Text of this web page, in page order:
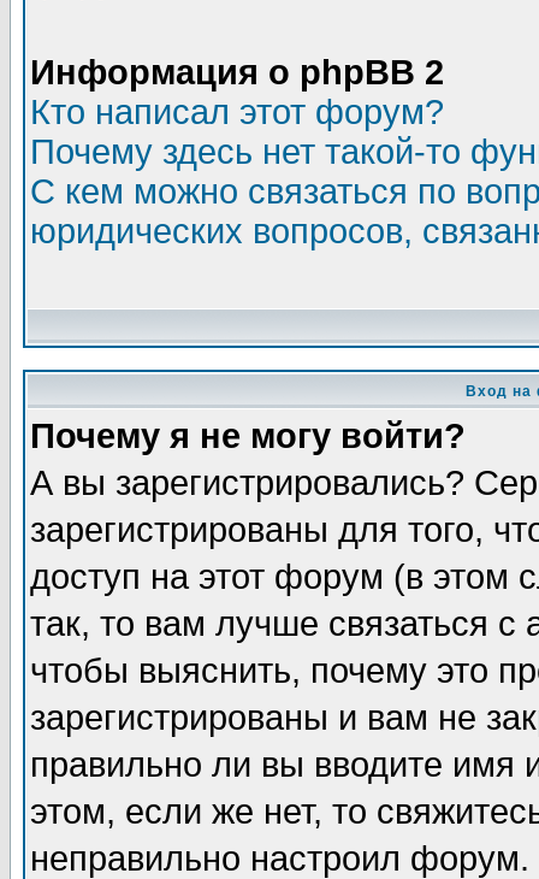
Информация о phpBB 2
Кто написал этот форум?
Почему здесь нет такой-то
С кем можно связаться по
юридических вопросов,
Вход на
Почему я не могу войти?
А вы зарегистрировались?
зарегистрированы для того,
доступ на этот форум (в этом
так, то вам лучше связаться
чтобы выяснить, почему это
зарегистрированы и вам не
правильно ли вы вводите
этом, если же нет, то
неправильно настроил форум.